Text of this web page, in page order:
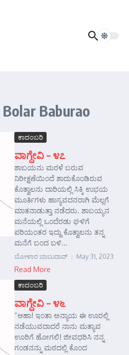
Baburao
ಕಾದಂಬರಿ
ವಾಗ್ದೇವಿ – ೪೭
ಶಾಬಯನು ಮರಳೆ ಬರುವ
ನಿರೀಕ್ಷಣೆಯಿಂದೆ ಶಾದುಕೊಂಡಿರುವ
ಕೊತ್ವಾಲನು ದಾರಿಯಲ್ಲಿ ಸಿಕ್ಕಿ ಉಭಯ
ಮೂರ್ತಿಗಳು ಹಾಸ್ಯವದನರಾಗಿ ಮೆಲ್ಲಗೆ
ಮಾತನಾಡುತ್ತಾ ನಡೆದರು. ಶಾಬಯ್ಯನ
ಮನೆಯಲ್ಲಿ ಒಂದೆರಡು ಘಳಿಗೆ
ಪರಿಯಂತರ ಇದ್ದು ಕೊತ್ವಾಲನು ತನ್ನ
ಮನೆಗೆ ಬಂದ ಬಳಿ...
ಬೋಳಾರ ಬಾಬುರಾವ್ May 31, 2023
Read More
ಕಾದಂಬರಿ
ವಾಗ್ದೇವಿ – ೪೬
“ಆಹಾ! ಇಂತಾ ಅನ್ಯಾಯ ಈ ಊರಲ್ಲಿ
ನಡೆಯುವದಾದರೆ ನಾನು ಮತ್ಯಾವ
ಊರಿಗೆ ಹೋಗಲಿ! ಜೀವಧರಿಸಿ ನನ್ನ
ಗಂಡನನ್ನು ಮಠದಲ್ಲಿ ಕೊಂದ